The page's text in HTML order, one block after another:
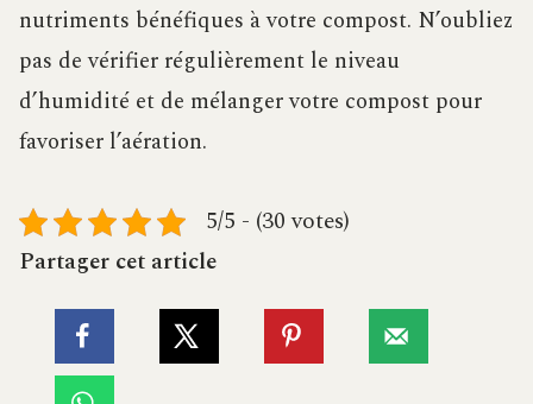
nutriments bénéfiques à votre compost. N’oubliez
pas de vérifier régulièrement le niveau
d’humidité et de mélanger votre compost pour
favoriser l’aération.
5/5 - (30 votes)
Partager cet article